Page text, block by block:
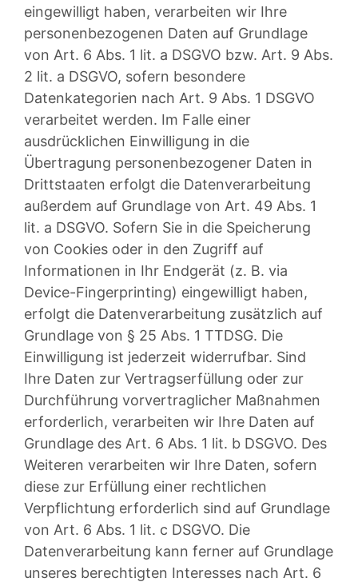
eingewilligt haben, verarbeiten wir Ihre
personenbezogenen Daten auf Grundlage
von Art. 6 Abs. 1 lit. a DSGVO bzw. Art. 9 Abs.
2 lit. a DSGVO, sofern besondere
Datenkategorien nach Art. 9 Abs. 1 DSGVO
verarbeitet werden. Im Falle einer
ausdrücklichen Einwilligung in die
Übertragung personenbezogener Daten in
Drittstaaten erfolgt die Datenverarbeitung
außerdem auf Grundlage von Art. 49 Abs. 1
lit. a DSGVO. Sofern Sie in die Speicherung
von Cookies oder in den Zugriff auf
Informationen in Ihr Endgerät (z. B. via
Device-Fingerprinting) eingewilligt haben,
erfolgt die Datenverarbeitung zusätzlich auf
Grundlage von § 25 Abs. 1 TTDSG. Die
Einwilligung ist jederzeit widerrufbar. Sind
Ihre Daten zur Vertragserfüllung oder zur
Durchführung vorvertraglicher Maßnahmen
erforderlich, verarbeiten wir Ihre Daten auf
Grundlage des Art. 6 Abs. 1 lit. b DSGVO. Des
Weiteren verarbeiten wir Ihre Daten, sofern
diese zur Erfüllung einer rechtlichen
Verpflichtung erforderlich sind auf Grundlage
von Art. 6 Abs. 1 lit. c DSGVO. Die
Datenverarbeitung kann ferner auf Grundlage
unseres berechtigten Interesses nach Art. 6